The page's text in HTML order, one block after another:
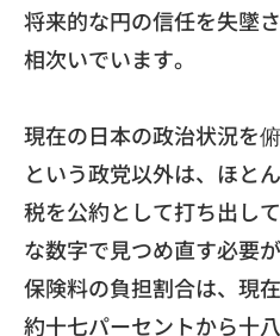
将来的な円の信任を失墜
相次いでいます。
現在の日本の政治状況を
という政党以外は、 ほと
税を公約として打ち出して
な数字で見つめ直す必要が
保険料の負担割合は、現在
約十七パーセントから十